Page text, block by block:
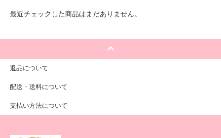
最近チェックした商品はまだありません。
返品について
配送・送料について
支払い方法について